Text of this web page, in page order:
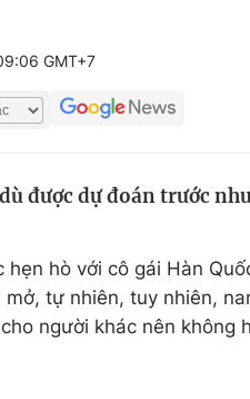
sinh
GMT+7
được dự đoán trước
hò với cô gái Hàn
tự nhiên, tuy nhiên,
người khác nên không